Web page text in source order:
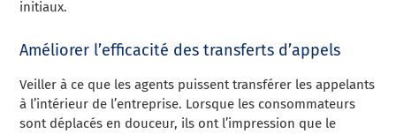
initiaux.
Améliorer l’efficacité des transferts d’appels
Veiller à ce que les agents puissent transférer les appelants
à l’intérieur de l’entreprise. Lorsque les consommateurs
sont déplacés en douceur, ils ont l’impression que le